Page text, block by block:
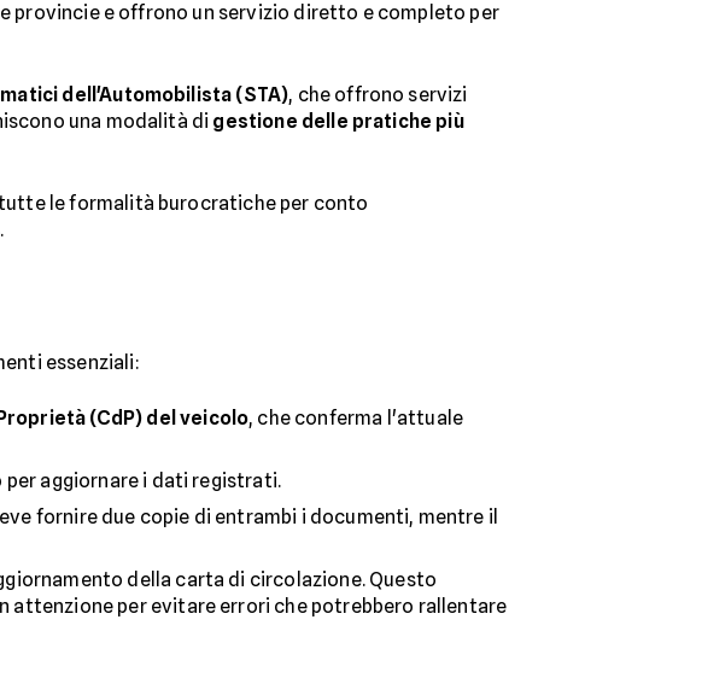
provincie e offrono un servizio diretto e completo per
dell'Automobilista (STA), che offrono servizi
una modalità di gestione delle pratiche più
le formalità burocratiche per conto
essenziali:
(CdP) del veicolo, che conferma l'attuale
per aggiornare i dati registrati.
fornire due copie di entrambi i documenti, mentre il
della carta di circolazione. Questo
attenzione per evitare errori che potrebbero rallentare